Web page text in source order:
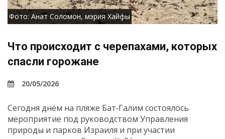
Фото: Анат Соломон, мэрия Хайфы
Что происходит с черепахами, которых
спасли горожане
20/05/2026
Сегодня днём на пляже Бат‑Галим состоялось
мероприятие под руководством Управления
природы и парков Израиля и при участии